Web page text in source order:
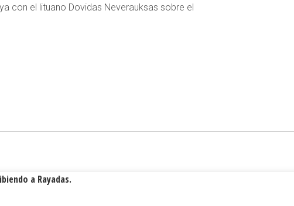
con el lituano Dovidas Neverauksas sobre el
a Rayadas.